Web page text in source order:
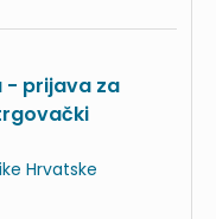
- prijava za
Hrvatske